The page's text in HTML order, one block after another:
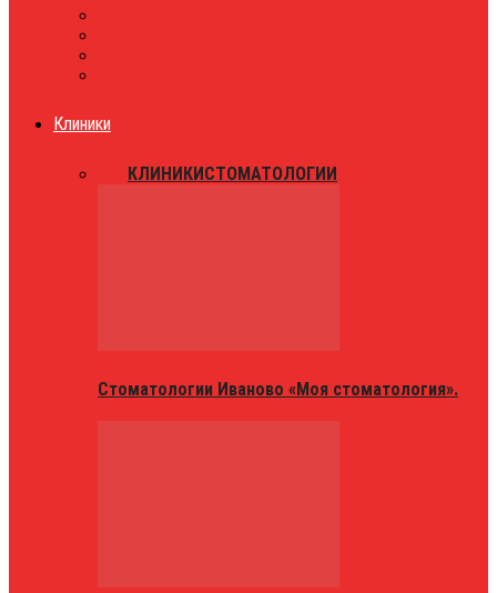
Клиники
КЛИНИКИСТОМАТОЛОГИИ
Стоматологии Иваново «Моя стоматология».